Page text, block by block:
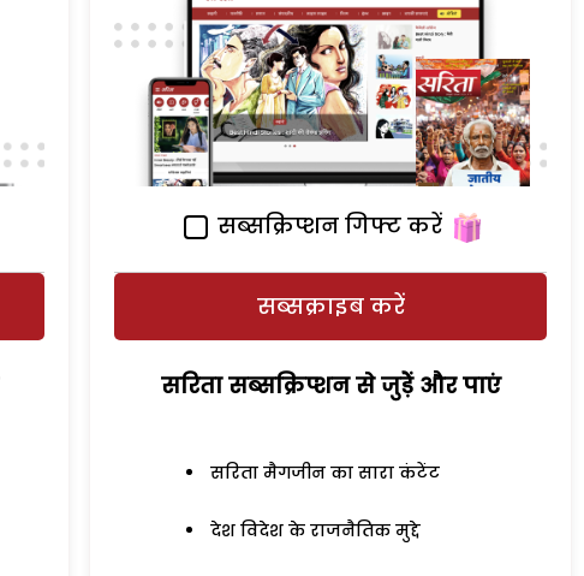
सब्सक्रिप्शन गिफ्ट करें
सब्सक्राइब करें
सरिता सब्सक्रिप्शन से जुड़ेें और पाएं
सरिता मैगजीन का सारा कंटेंट
देश विदेश के राजनैतिक मुद्दे